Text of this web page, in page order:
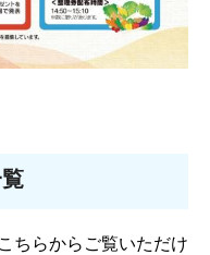
ちらからご覧いただけ